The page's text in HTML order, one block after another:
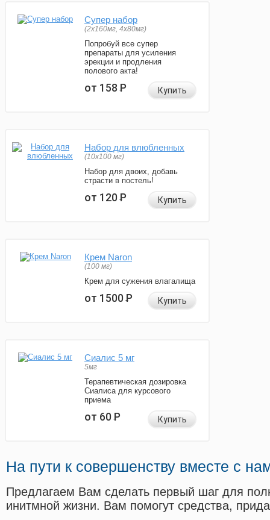
Супер набор
(2х160мг, 4х80мг)
Попробуй все супер
препараты для усиления
эрекции и продления
полового акта!
от 158Р Купить
Набор для влюбленных
(10х100 мг)
Набор для двоих, добавь
страсти в постель!
от 120Р Купить
Крем Naron
(100 мг)
Крем для сужения влагалища
от 1500Р Купить
Сиалис 5 мг
5мг
Терапевтическая дозировка
Сиалиса для курсового
приема
от 60Р Купить
На пути к совершенству вместе с
Предлагаем Вам сделать первый шаг для
инитмной жизни. Вам помогут средства,